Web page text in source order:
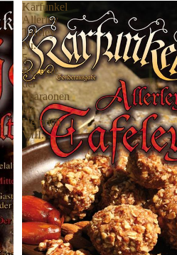
Karfunkel
Allerley
Tafeley
Nr.
5
Rezepte
der
Pharaonen
bis
Heinrich
VIII.